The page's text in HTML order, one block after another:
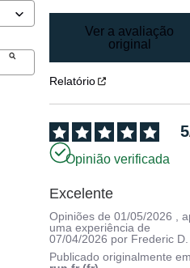
Ver a avaliação
original
Relatório
5
Opinião verificada
Excelente
Opiniões de01/05/2026 ,
uma experiência de
07/04/2026 por Frederic D.
Publicado originalmente